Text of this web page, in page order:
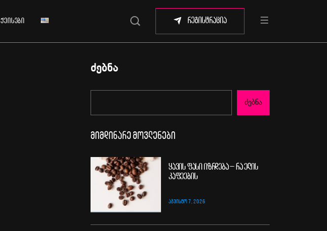
ქეისები რეგისტრაცია
ძებნა
Ძებნა
მიმდინარე მოვლენები
ყავის ფასი იზრდება – რა ელის
კაფეების
ᲐᲒᲕᲘᲡᲢᲝ 7, 2026